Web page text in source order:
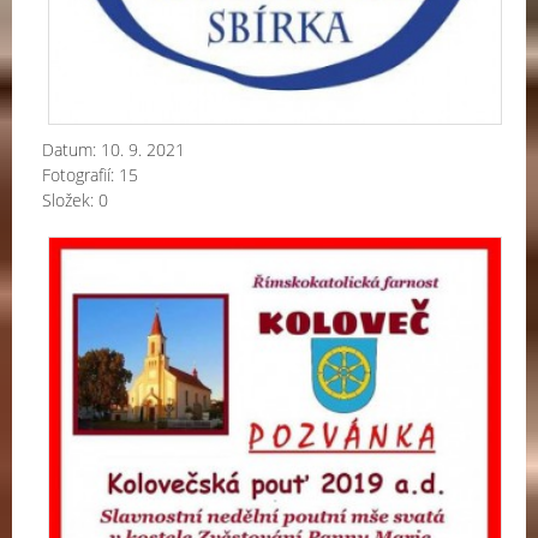
Datum: 10. 9. 2021
Fotografií: 15
Složek: 0